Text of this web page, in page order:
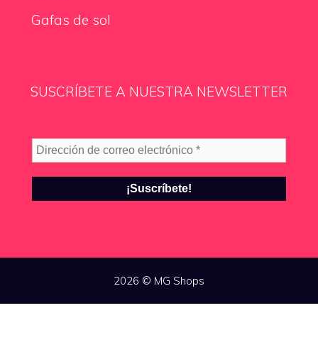
Gafas de sol
SUSCRÍBETE A NUESTRA NEWSLETTER
Dirección
de
correo
2026 © MG Shops